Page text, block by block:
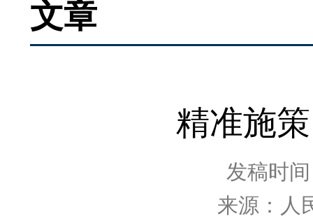
文章
精准施
发稿时
来源：人